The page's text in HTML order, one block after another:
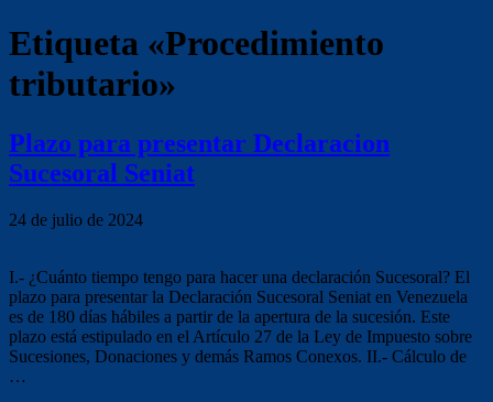
Etiqueta «Procedimiento
tributario»
Plazo para presentar Declaracion
Sucesoral Seniat
24 de julio de 2024
I.- ¿Cuánto tiempo tengo para hacer una declaración Sucesoral? El
plazo para presentar la Declaración Sucesoral Seniat en Venezuela
es de 180 días hábiles a partir de la apertura de la sucesión. Este
plazo está estipulado en el Artículo 27 de la Ley de Impuesto sobre
Sucesiones, Donaciones y demás Ramos Conexos. II.- Cálculo de
…